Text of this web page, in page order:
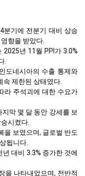
분기에 전분기 대비 상승
향을 받았다.
2025년 11월 PPI가 3.0%
.
도네시아의 수출 통제와
속 제한된 상태였다.
라 주석괴에 대한 수요가
막 몇 달 동안 강세를 보
시켰다.
을 보였으며, 글로벌 반도
됩니다.
대비 3.3% 증가한 것에
을 나타내었으며, 전반적